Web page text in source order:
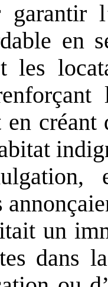
garantir
en
les
créant
un
dans